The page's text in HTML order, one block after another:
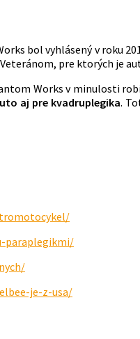
bol vyhlásený v roku
pre ktorých je
Works v minulosti
aj pre kvadruplegika.
paraplegikmi/
je-z-usa/